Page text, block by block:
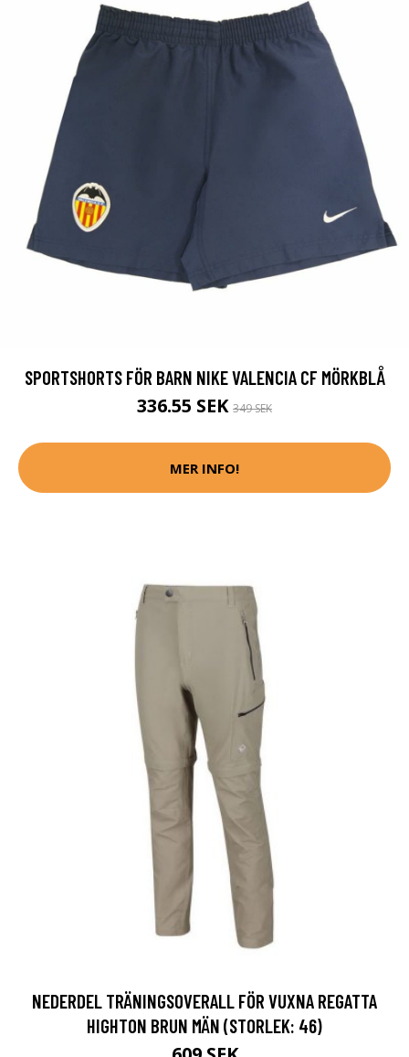
SPORTSHORTS FÖR BARN NIKE VALENCIA CF MÖRKBLÅ
336.55 SEK 349 SEK
MER INFO!
NEDERDEL TRÄNINGSOVERALL FÖR VUXNA REGATTA
HIGHTON BRUN MÄN (STORLEK: 46)